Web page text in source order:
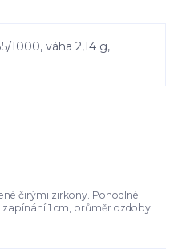
čirými zirkony. Pohodlné
1 cm, průměr ozdoby